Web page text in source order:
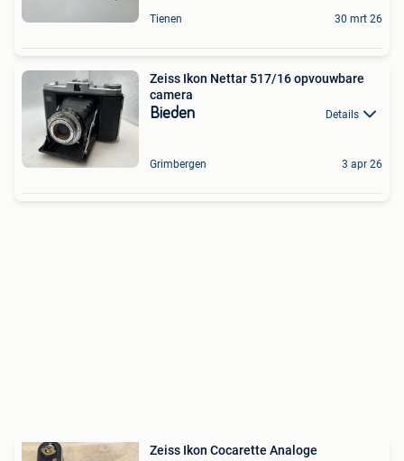
Tienen 30 mrt 26
Zeiss Ikon Nettar 517/16 opvouwbare
camera
Bieden Details
Grimbergen 3 apr 26
Zeiss Ikon Cocarette Analoge